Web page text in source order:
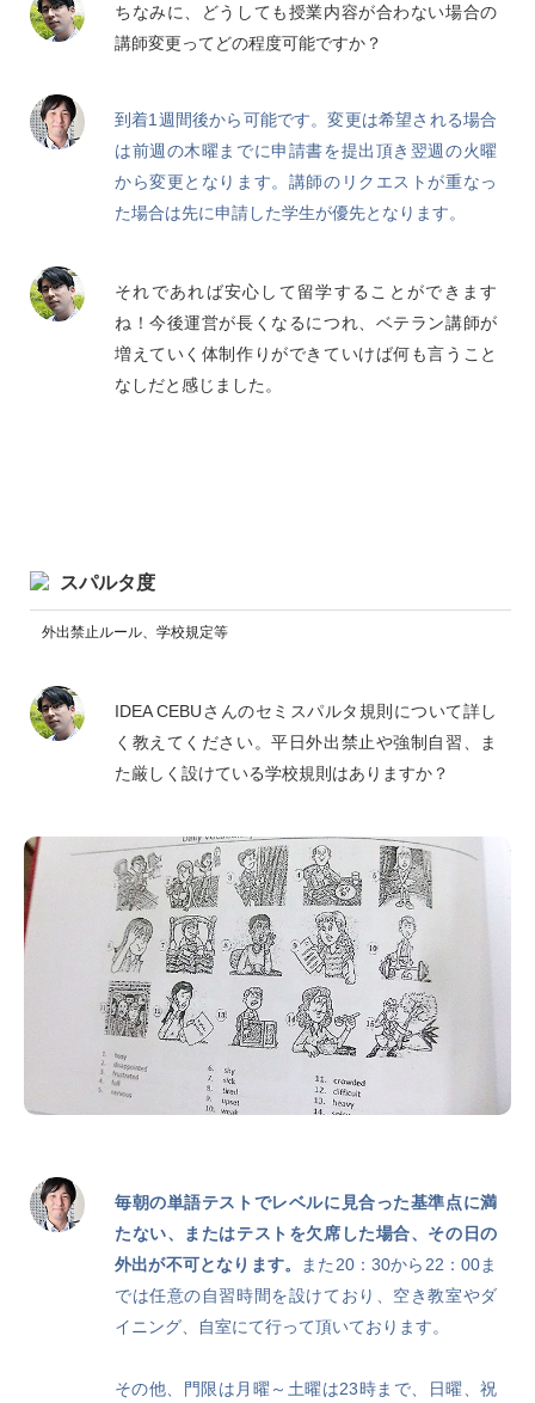
ちなみに、どうしても授業内容が合わない場合の
講師変更ってどの程度可能ですか？
到着1週間後から可能です。変更は希望される場合
は前週の木曜までに申請書を提出頂き翌週の火曜
から変更となります。講師のリクエストが重なっ
た場合は先に申請した学生が優先となります。
それであれば安心して留学することができます
ね！今後運営が長くなるにつれ、ベテラン講師が
増えていく体制作りができていけば何も言うこと
なしだと感じました。
スパルタ度
外出禁止ルール、学校規定等
IDEA CEBUさんのセミスパルタ規則について詳し
く教えてください。平日外出禁止や強制自習、ま
た厳しく設けている学校規則はありますか？
毎朝の単語テストでレベルに見合った基準点に満
たない、またはテストを欠席した場合、その日の
外出が不可となります。
また20：30から22：00ま
では任意の自習時間を設けており、空き教室やダ
イニング、自室にて行って頂いております。
その他、門限は月曜～土曜は23時まで、日曜、祝